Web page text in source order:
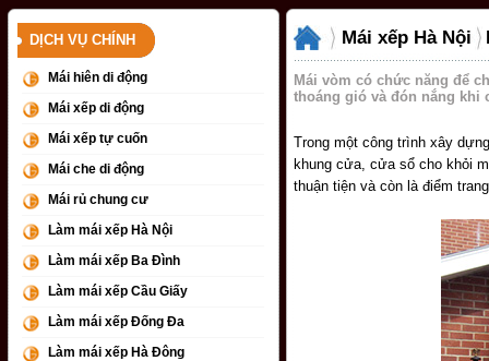
DỊCH VỤ CHÍNH
Mái hiên di động
Mái xếp di động
Mái xếp tự cuốn
Mái che di động
Mái rủ chung cư
Làm mái xếp Hà Nội
Làm mái xếp Ba Đình
Làm mái xếp Cầu Giấy
Làm mái xếp Đống Đa
Làm mái xếp Hà Đông
Mái xếp Hà Nội
Mái vòm có chức năng để
thoáng gió và đón nắng khi
Trong một công trình xây
khung cửa, cửa sổ cho khỏi
thuận tiện và còn là điểm